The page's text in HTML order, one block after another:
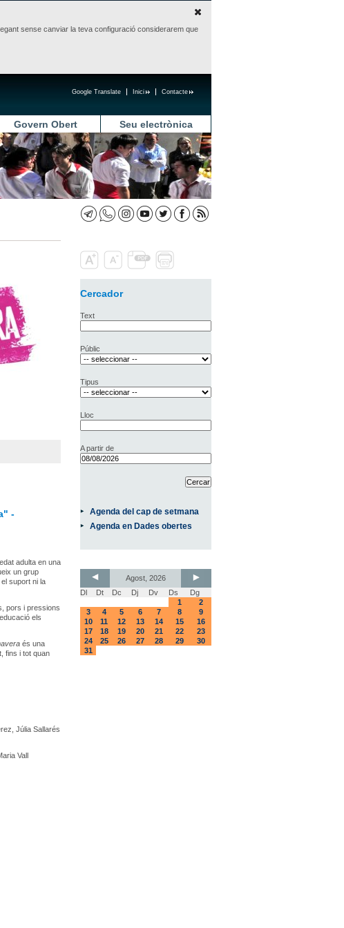
sense canviar la teva configuració considerarem que
Contacte
Inici
Google Translate
Govern Obert Seu electrònica
-
adulta en una
un grup
suport ni la
pors i pressions
els
és una
fins i tot quan
Júlia Sallarés
Vall
Cercador
Text
Públic
Tipus
Lloc
A partir de
Agenda del cap de setmana
Agenda en Dades obertes
Agost, 2026
Dl
Dt Dc Dj Dv Ds
Dg
1
2
3
4 5 6 7 8
9
10
11 12 13 14 15
16
17
18 19 20 21 22
23
24
25 26 27 28 29
30
31